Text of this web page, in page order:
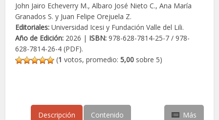
John Jairo Echeverry M., Albaro José Nieto C., Ana María
Granados S. y Juan Felipe Orejuela Z.
Editoriales: Universidad Icesi y Fundación Valle del Lili.
Año de Edición: 2026 | ISBN: 978-628-7814-25-7 / 978-
628-7814-26-4 (PDF).
(1 votos, promedio:5,00 sobre 5)
Más
Descripción Contenido